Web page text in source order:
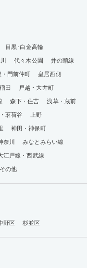
目黒･白金高輪
代々木公園
井の頭線
・門前仲町
皇居西側
田
戸越・大井町
森下・住吉
浅草・蔵前
茗荷谷
上野
神田・神保町
奈川
みなとみらい線
江戸線・西武線
その他
野区 杉並区